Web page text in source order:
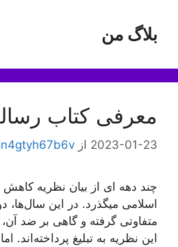
محتوابلاگ من
معرفی کتاب
2023-01-23 از
چند دهه ای از بیان نظریه
اسلامی میگذرد. در این سال‌ها،
متفاوتی گرفته و گاهی بر ضد
این نظریه به تبلیغ پرداخته‌اند.